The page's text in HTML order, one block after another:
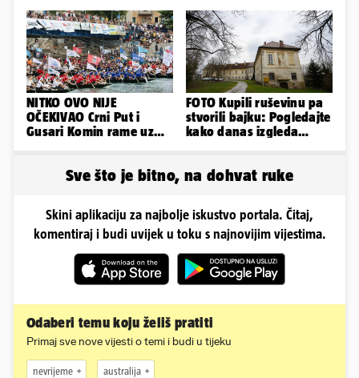
govorila...
NITKO OVO NIJE
OČEKIVAO Crni Put i
Gusari Komin rame uz
FOTO Kupili ruševinu pa
stvorili bajku: Pogledajte
kako danas izgleda
Sve što je bitno, na dohvat ruke
Skini aplikaciju za najbolje iskustvo portala. Čitaj,
komentiraj i budi uvijek u toku s najnovijim vijestima.
Odaberi temu koju želiš pratiti
Primaj sve nove vijesti o temi i budi u tijeku
nevrijeme australija